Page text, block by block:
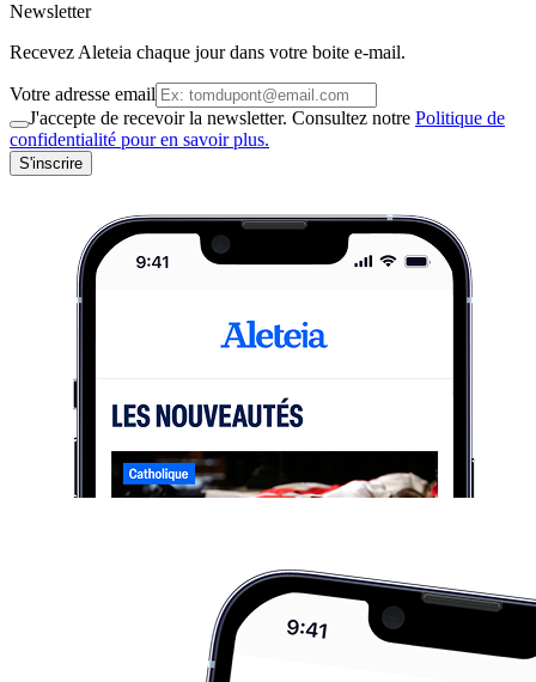
Newsletter
Recevez Aleteia chaque jour dans votre boite e-mail.
Votre adresse email
J'accepte de recevoir la newsletter. Consultez notre Politique de
confidentialité pour en savoir plus.
S'inscrire